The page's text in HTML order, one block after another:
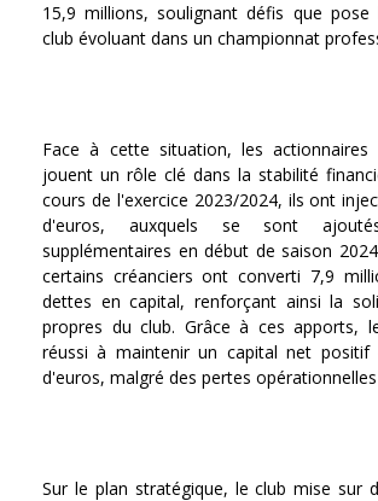
15,9 millions, soulignant défis que
club évoluant dans un championnat
Face à cette situation, les actionnaires
jouent un rôle clé dans la stabilité
cours de l'exercice 2023/2024, ils ont
d'euros, auxquels se sont
supplémentaires en début de saison
certains créanciers ont converti 7,9
dettes en capital, renforçant ainsi la
propres du club. Grâce à ces apports,
réussi à maintenir un capital net positif
d'euros, malgré des pertes
Sur le plan stratégique, le club mise sur